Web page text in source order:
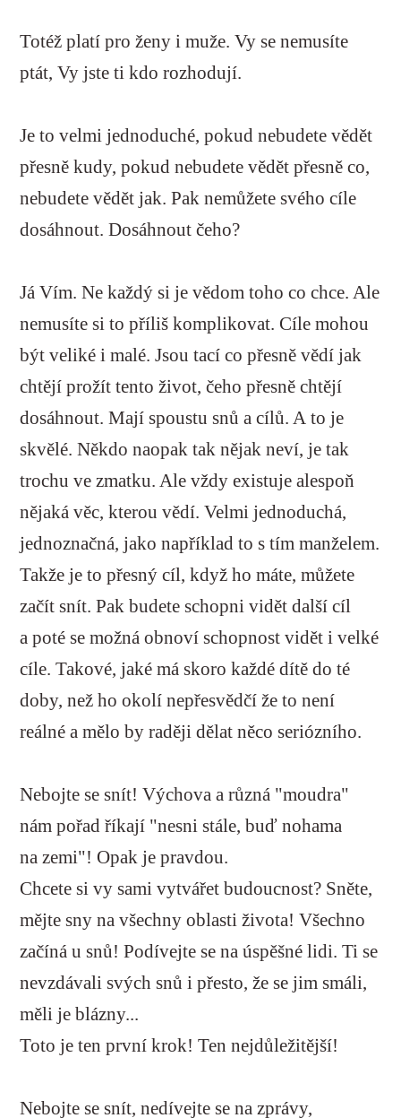
Totéž platí pro ženy i muže. Vy se nemusíte
ptát, Vy jste ti kdo rozhodují.
Je to velmi jednoduché, pokud nebudete vědět
přesně kudy, pokud nebudete vědět přesně co,
nebudete vědět jak. Pak nemůžete svého cíle
dosáhnout. Dosáhnout čeho?
Já Vím. Ne každý si je vědom toho co chce. Ale
nemusíte si to příliš komplikovat. Cíle mohou
být veliké i malé. Jsou tací co přesně vědí jak
chtějí prožít tento život, čeho přesně chtějí
dosáhnout. Mají spoustu snů a cílů. A to je
skvělé. Někdo naopak tak nějak neví, je tak
trochu ve zmatku. Ale vždy existuje alespoň
nějaká věc, kterou vědí. Velmi jednoduchá,
jednoznačná, jako například to s tím manželem.
Takže je to přesný cíl, když ho máte, můžete
začít snít. Pak budete schopni vidět další cíl
a poté se možná obnoví schopnost vidět i velké
cíle. Takové, jaké má skoro každé dítě do té
doby, než ho okolí nepřesvědčí že to není
reálné a mělo by raději dělat něco seriózního.
Nebojte se snít! Výchova a různá "moudra"
nám pořad říkají "nesni stále, buď nohama
na zemi"! Opak je pravdou.
Chcete si vy sami vytvářet budoucnost? Sněte,
mějte sny na všechny oblasti života! Všechno
začíná u snů! Podívejte se na úspěšné lidi. Ti se
nevzdávali svých snů i přesto, že se jim smáli,
měli je blázny...
Toto je ten první krok! Ten nejdůležitější!
Nebojte se snít, nedívejte se na zprávy,